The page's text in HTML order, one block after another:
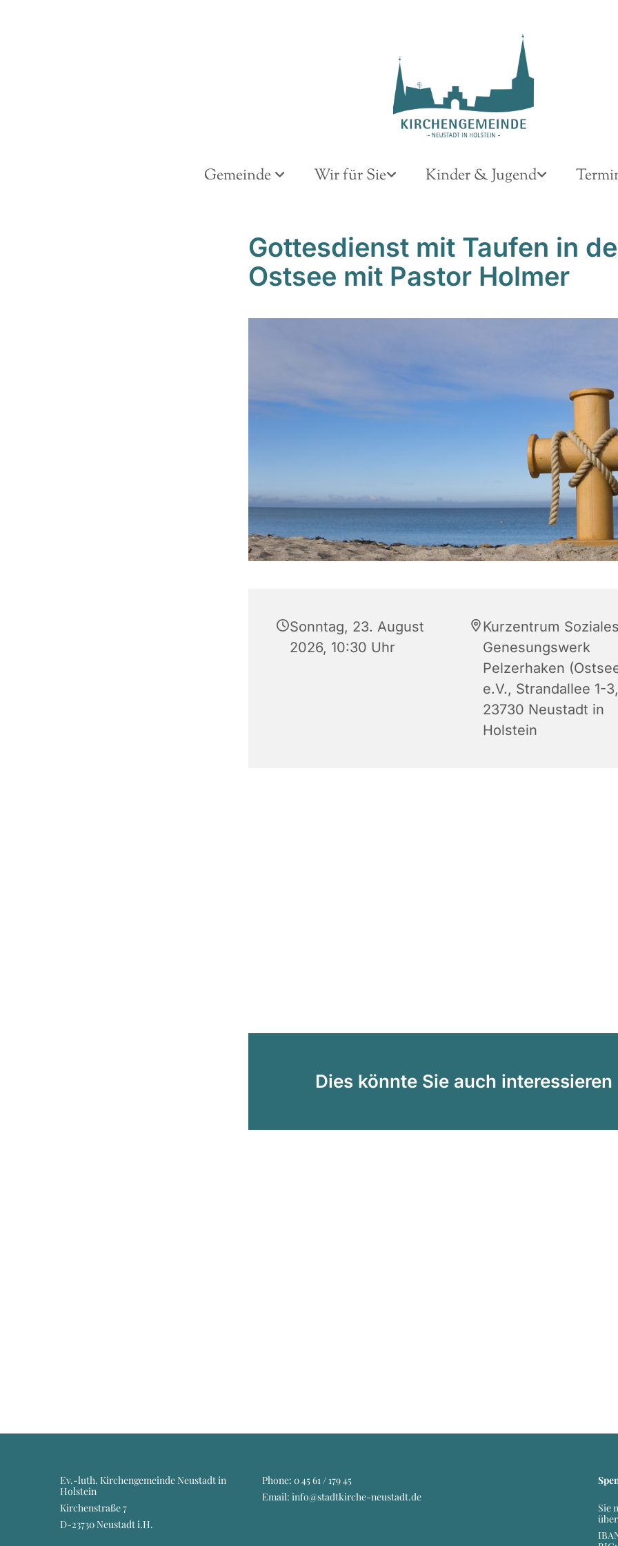
Gemeinde Wir für Sie Kinder & Jugend
Gottesdienst mit Taufen in
Ostsee mit Pastor Holmer
Sonntag, 23. August
2026, 10:30 Uhr
Kurzentrum Soziales
Genesungswerk
Pelzerhaken
e.V., Strandallee 1-3,
23730 Neustadt in
Holstein
Dies könnte Sie auch interessieren
Ev.-luth. Kirchengemeinde Neustadt in
Holstein
Kirchenstraße 7
D-23730 Neustadt i.H.
Phone: 0 45 61 / 179 45
Email: info@stadtkirche-neustadt.de
Sie